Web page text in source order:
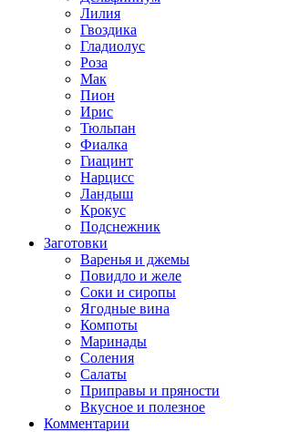
Лилия
Гвоздика
Гладиолус
Роза
Мак
Пион
Ирис
Тюльпан
Фиалка
Гиацинт
Нарцисс
Ландыш
Крокус
Подснежник
Заготовки
Варенья и джемы
Повидло и желе
Соки и сиропы
Ягодные вина
Компоты
Маринады
Соления
Салаты
Приправы и пряности
Вкусное и полезное
Комментарии